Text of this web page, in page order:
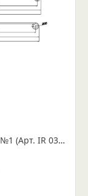
DONG FENG 1074 рессора задняя лист №1 (Арт. IR 03-04-01)